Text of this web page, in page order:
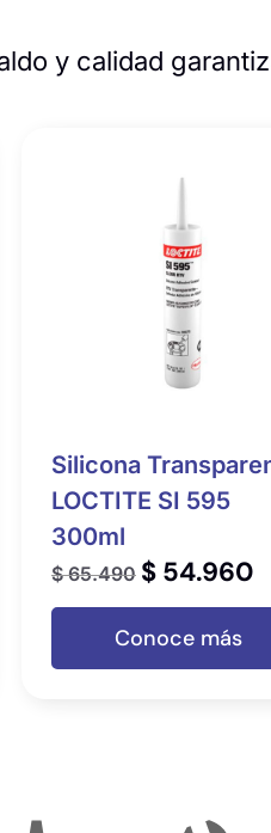
y calidad
Silicona
LOCTITE SI 595
300ml
$65.490 $ 54.960
Conoce más